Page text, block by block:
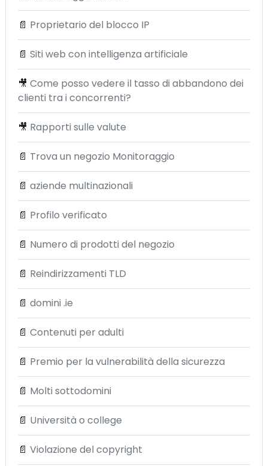
📄 Proprietario del blocco IP
📄 Siti web con intelligenza artificiale
🎥 Come posso vedere il tasso di abbandono dei
clienti tra i concorrenti?
🎥 Rapporti sulle valute
📄 Trova un negozio Monitoraggio
📄 aziende multinazionali
📄 Profilo verificato
📄 Numero di prodotti del negozio
📄 Reindirizzamenti TLD
📄 domini .ie
📄 Contenuti per adulti
📄 Premio per la vulnerabilità della sicurezza
📄 Molti sottodomini
📄 Università o college
📄 Violazione del copyright